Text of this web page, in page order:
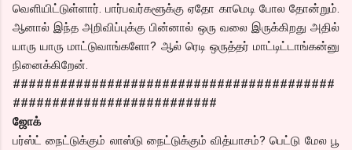
வெளியிட்டுள்ளார். பார்பவர்களூக்கு ஏதோ காமெடி போல தோன்றும்.
ஆனால் இந்த அறிவிப்புக்கு பின்னால் ஒரு வலை இருக்கிறது அதில்
யாரு யாரு மாட்டுவாங்களோ? ஆல் ரெடி ஒருத்தர் மாட்டிட்டாங்கன்னு
நினைக்கிறேன்.
#########################################
##########################
ஜோக்
பர்ஸ்ட் நைட்டுக்கும் லாஸ்டு நைட்டுக்கும் வித்யாசம்? பெட்டு மேல பூ